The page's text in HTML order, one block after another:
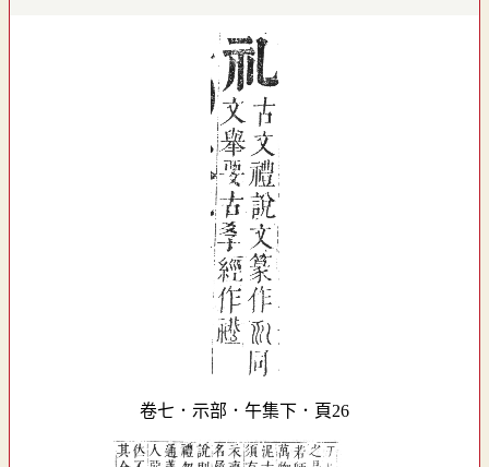
卷七．示部．午集下．頁26